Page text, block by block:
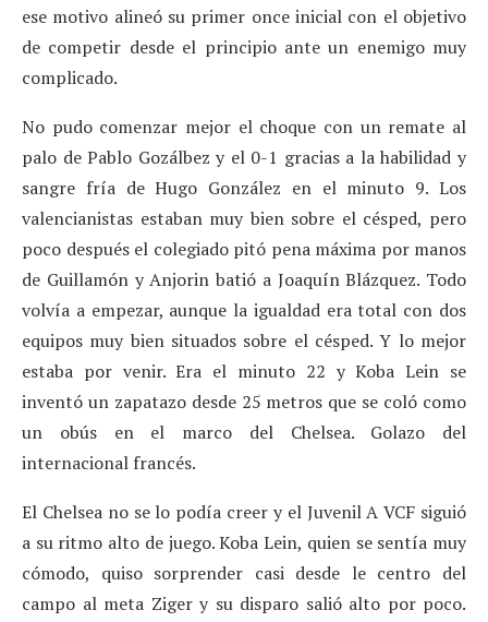
ese motivo alineó su primer once inicial con el objetivo
de competir desde el principio ante un enemigo muy
complicado.
No pudo comenzar mejor el choque con un remate al
palo de Pablo Gozálbez y el 0-1 gracias a la habilidad y
sangre fría de Hugo González en el minuto 9. Los
valencianistas estaban muy bien sobre el césped, pero
poco después el colegiado pitó pena máxima por manos
de Guillamón y Anjorin batió a Joaquín Blázquez. Todo
volvía a empezar, aunque la igualdad era total con dos
equipos muy bien situados sobre el césped. Y lo mejor
estaba por venir. Era el minuto 22 y Koba Lein se
inventó un zapatazo desde 25 metros que se coló como
un obús en el marco del Chelsea. Golazo del
internacional francés.
El Chelsea no se lo podía creer y el Juvenil A VCF siguió
a su ritmo alto de juego. Koba Lein, quien se sentía muy
cómodo, quiso sorprender casi desde le centro del
campo al meta Ziger y su disparo salió alto por poco.